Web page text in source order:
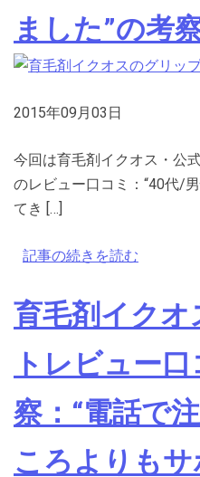
ました”の考
2015年09月03日
今回は育毛剤イクオス・公
のレビュー口コミ：“40代/
てき […]
記事の続きを読む
育毛剤イクオ
トレビュー
察：“電話で
ころよりも